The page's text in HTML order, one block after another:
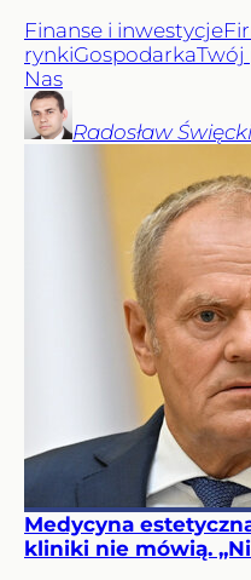
Finanse i inwestycje
rynkiGospodarkaTwój
Nas
Radosław Święcki
Medycyna
kliniki nie mówią.